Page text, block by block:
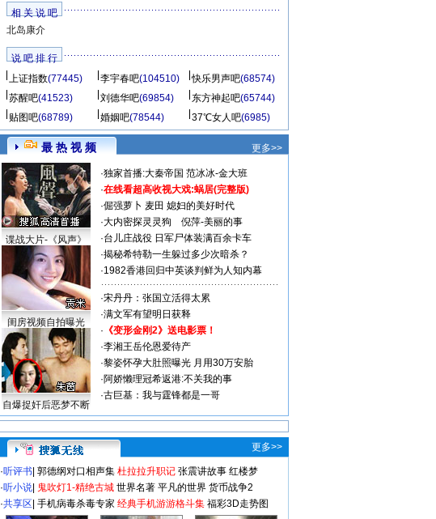
相 关 说 吧
北岛康介
说 吧 排 行
上证指数(77445) 李宇春吧(104510) 快乐男声吧(68574)
苏醒吧(41523) 刘德华吧(69854) 东方神起吧(65744)
贴图吧(68789) 婚姻吧(78544) 37℃女人吧(6985)
最 热 视 频 更多>>
谍战大片-《风声》
闺房视频自拍曝光
自爆捉奸后恶梦不断
·独家首播:大秦帝国 范冰冰-金大班
·在线看超高收视大戏:蜗居(完整版)
·倔强萝卜 麦田 媳妇的美好时代
·大内密探灵灵狗
倪萍-美丽的事
·台儿庄战役 日军尸体装满百余卡车
·揭秘希特勒一生躲过多少次暗杀？
·1982香港回归中英谈判鲜为人知内幕
·宋丹丹：张国立活得太累
·满文军有望明日获释
· 《变形金刚2》送电影票！
·李湘王岳伦恩爱待产
·黎姿怀孕大肚照曝光 月用30万安胎
·阿娇懒理冠希返港:不关我的事
·古巨基：我与霆锋都是一哥
更多>>
·听评书 郭德纲对口相声集 杜拉拉升职记 张震讲故事 红楼梦
·听小说 鬼吹灯1-精绝古城 世界名著 平凡的世界 货币战争2
·共享区 手机病毒杀毒专家 经典手机游游格斗集 福彩3D走势图